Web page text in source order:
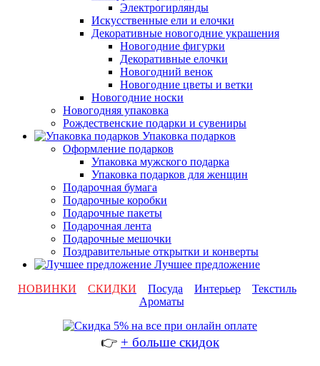
Электрогирлянды
Искусственные ели и елочки
Декоративные новогодние украшения
Новогодние фигурки
Декоративные елочки
Новогодний венок
Новогодние цветы и ветки
Новогодние носки
Новогодняя упаковка
Рождественские подарки и сувениры
Упаковка подарков
Оформление подарков
Упаковка мужского подарка
Упаковка подарков для женщин
Подарочная бумага
Подарочные коробки
Подарочные пакеты
Подарочная лента
Подарочные мешочки
Поздравительные открытки и конверты
Лучшее предложение
НОВИНКИ
СКИДКИ Посуда Интерьер
Текстиль
Ароматы
👉 + больше скидок